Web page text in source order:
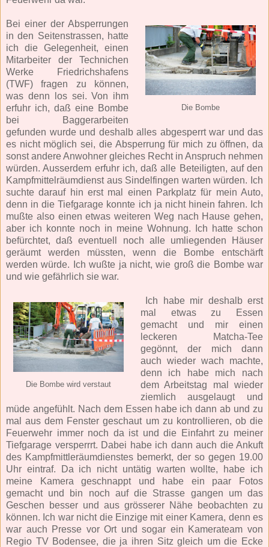
Die Bombe
Bei einer der Absperrungen
in den Seitenstrassen, hatte
ich die Gelegenheit, einen
Mitarbeiter der Technichen
Werke Friedrichshafens
(TWF) fragen zu können,
was denn los sei. Von ihm
erfuhr ich, daß eine Bombe
bei Baggerarbeiten
gefunden wurde und deshalb alles abgesperrt war und das
es nicht möglich sei, die Absperrung für mich zu öffnen, da
sonst andere Anwohner gleiches Recht in Anspruch nehmen
würden. Ausserdem erfuhr ich, daß alle Beteiligten, auf den
Kampfmittelräumdienst aus Sindelfingen warten würden. Ich
suchte darauf hin erst mal einen Parkplatz für mein Auto,
denn in die Tiefgarage konnte ich ja nicht hinein fahren. Ich
mußte also einen etwas weiteren Weg nach Hause gehen,
aber ich konnte noch in meine Wohnung. Ich hatte schon
befürchtet, daß eventuell noch alle umliegenden Häuser
geräumt werden müssten, wenn die Bombe entschärft
werden würde. Ich wußte ja nicht, wie groß die Bombe war
und wie gefährlich sie war.
Die Bombe wird verstaut
Ich habe mir deshalb erst
mal etwas zu Essen
gemacht und mir einen
leckeren Matcha-Tee
gegönnt, der mich dann
auch wieder wach machte,
denn ich habe mich nach
dem Arbeitstag mal wieder
ziemlich ausgelaugt und
müde angefühlt. Nach dem Essen habe ich dann ab und zu
mal aus dem Fenster geschaut um zu kontrollieren, ob die
Feuerwehr immer noch da ist und die Einfahrt zu meiner
Tiefgarage versperrrt. Dabei habe ich dann auch die Ankuft
des Kampfmittleräumdienstes bemerkt, der so gegen 19.00
Uhr eintraf. Da ich nicht untätig warten wollte, habe ich
meine Kamera geschnappt und habe ein paar Fotos
gemacht und bin noch auf die Strasse gangen um das
Geschen besser und aus grösserer Nähe beobachten zu
können. Ich war nicht die Einzige mit einer Kamera, denn es
war auch Presse vor Ort und sogar ein Kamerateam von
Regio TV Bodensee, die ja ihren Sitz gleich um die Ecke